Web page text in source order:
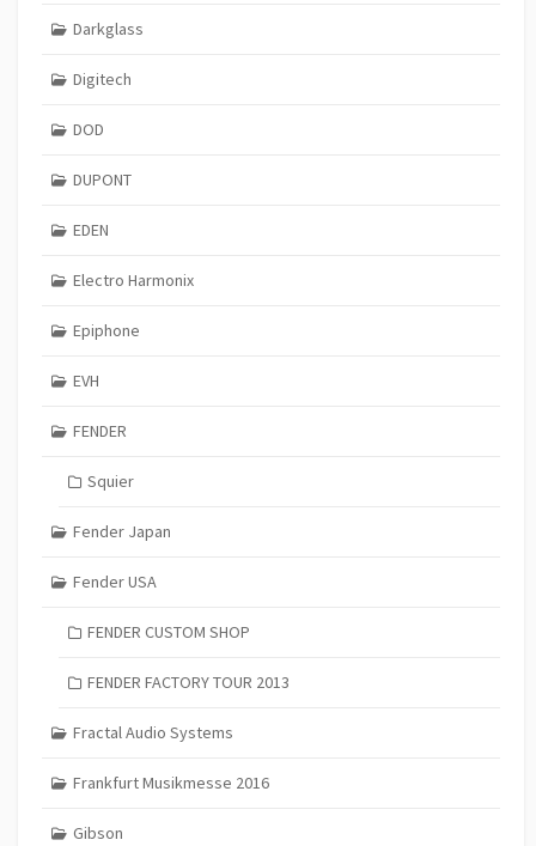
Darkglass
Digitech
DOD
DUPONT
EDEN
Electro Harmonix
Epiphone
EVH
FENDER
Squier
Fender Japan
Fender USA
FENDER CUSTOM SHOP
FENDER FACTORY TOUR 2013
Fractal Audio Systems
Frankfurt Musikmesse 2016
Gibson